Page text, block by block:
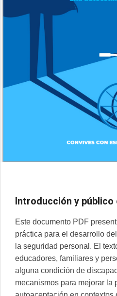
Introducción y
Este documento PDF
práctica para el desarrollo
la seguridad personal. El
educadores, familiares y
alguna condición de
mecanismos para mejorar la